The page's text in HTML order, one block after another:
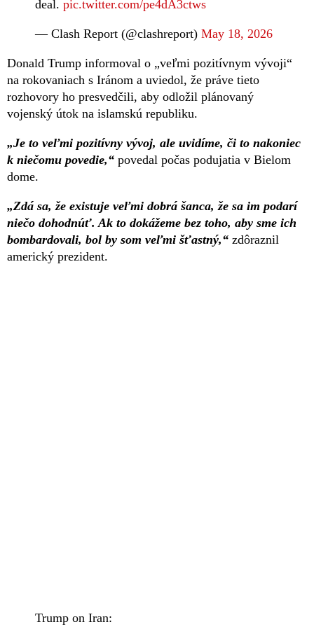
deal. pic.twitter.com/pe4dA3ctws
— Clash Report (@clashreport) May 18, 2026
Donald Trump informoval o „veľmi pozitívnym vývoji“
na rokovaniach s Iránom a uviedol, že práve tieto
rozhovory ho presvedčili, aby odložil plánovaný
vojenský útok na islamskú republiku.
„Je to veľmi pozitívny vývoj, ale uvidíme, či to nakoniec
k niečomu povedie,“ povedal počas podujatia v Bielom
dome.
„Zdá sa, že existuje veľmi dobrá šanca, že sa im podarí
niečo dohodnúť. Ak to dokážeme bez toho, aby sme ich
bombardovali, bol by som veľmi šťastný,“ zdôraznil
americký prezident.
Trump on Iran: